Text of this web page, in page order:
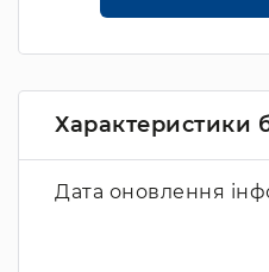
Характеристики